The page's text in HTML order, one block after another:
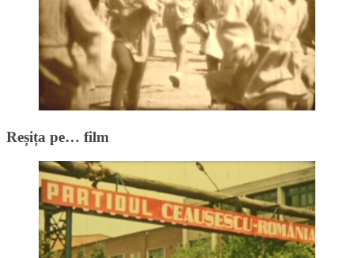
Reșița pe… film